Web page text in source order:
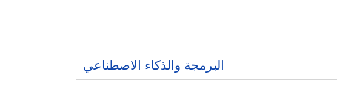
البرمجة والذكاء الاصطناعي